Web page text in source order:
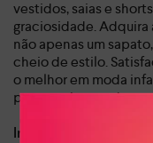
vestidos, saias e
graciosidade. Adquira
não apenas um
cheio de estilo.
o melhor em moda
perca a chance de ter
Indicado para:
Dia a